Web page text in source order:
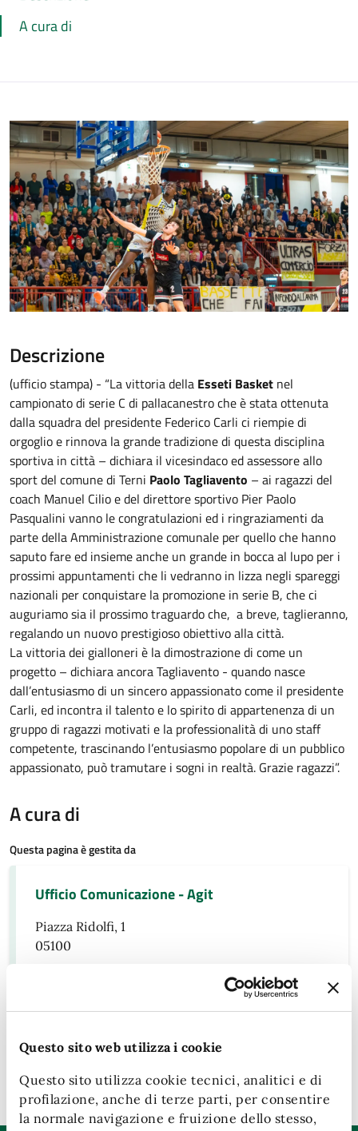
Questo sito web utilizza i cookie
Questo sito utilizza cookie tecnici, analitici e di
profilazione, anche di terze parti, per consentire
la normale navigazione e fruizione dello stesso,
A cura di
Descrizione
(ufficio stampa) - “La vittoria della Esseti Basket nel
campionato di serie C di pallacanestro che è stata ottenuta
dalla squadra del presidente Federico Carli ci riempie di
orgoglio e rinnova la grande tradizione di questa disciplina
sportiva in città – dichiara il vicesindaco ed assessore allo
sport del comune di Terni Paolo Tagliavento – ai ragazzi del
coach Manuel Cilio e del direttore sportivo Pier Paolo
Pasqualini vanno le congratulazioni ed i ringraziamenti da
parte della Amministrazione comunale per quello che hanno
saputo fare ed insieme anche un grande in bocca al lupo per i
prossimi appuntamenti che li vedranno in lizza negli spareggi
nazionali per conquistare la promozione in serie B, che ci
auguriamo sia il prossimo traguardo che, a breve, taglieranno,
regalando un nuovo prestigioso obiettivo alla città.
La vittoria dei gialloneri è la dimostrazione di come un
progetto – dichiara ancora Tagliavento - quando nasce
dall’entusiasmo di un sincero appassionato come il presidente
Carli, ed incontra il talento e lo spirito di appartenenza di un
gruppo di ragazzi motivati e la professionalità di uno staff
competente, trascinando l’entusiasmo popolare di un pubblico
appassionato, può tramutare i sogni in realtà. Grazie ragazzi”.
A cura di
Questa pagina è gestita da
Ufficio Comunicazione - Agit
Piazza Ridolfi, 1
05100